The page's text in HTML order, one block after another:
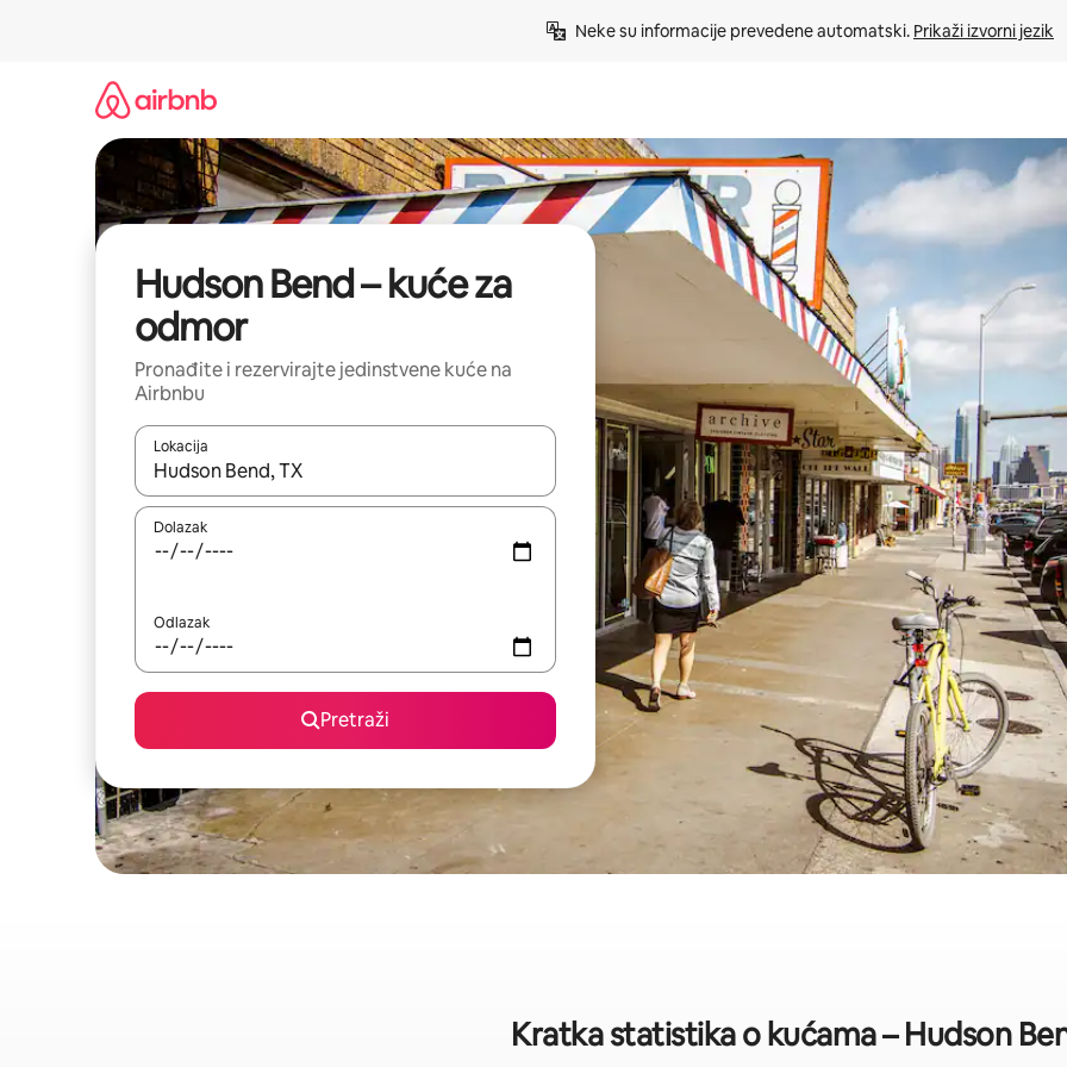
Neke su informacije prevedene automatski. Prikaži izvorni jezik
Hudson Bend – kuće za
odmor
Pronađite i rezervirajte jedinstvene kuće na
Airbnbu
Lokacija
Kada budu dostupni rezultati, moći ćete ih pregledati koristeći se strelicama prema gore i prema dolje, kao i dodirom
Dolazak
Odlazak
Pretraži
Kratka statistika o kućama – Hudson